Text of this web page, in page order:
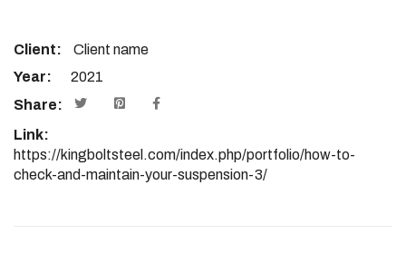
Client:
Client name
Year:
2021
Share:
Link:
https://kingboltsteel.com/index.php/portfolio/how-to-
check-and-maintain-your-suspension-3/